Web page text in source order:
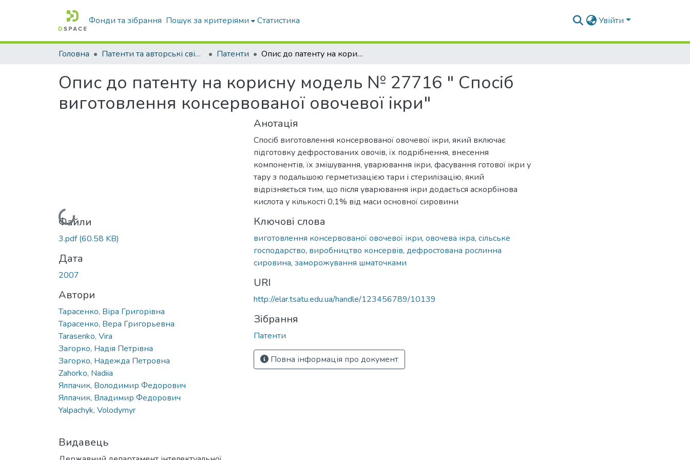
Фонди та зібрання Пошук за критеріями Статистика Увійти
Головна Патенти та авторські свідоцтва Патенти Опис до патенту на корисну модель № 27716 " Спосіб виготовлення консервованої овочевої ікри"
Опис до патенту на корисну модель № 27716 " Спосіб
виготовлення консервованої овочевої ікри"
Вантажиться...
Файли
3.pdf(60.58 KB)
Дата
2007
Автори
Тарасенко, Віра Григорівна
Тарасенко, Вера Григорьевна
Tarasenko, Vira
Загорко, Надія Петрівна
Загорко, Надежда Петровна
Zahorko, Nadiia
Ялпачик, Володимир Федорович
Ялпачик, Владимир Федорович
Yalpachyk, Volodymyr
Видавець
Анотація
Спосіб виготовлення консервованої овочевої ікри, який включає
підготовку дефростованих овочів, їх подрібнення, внесення
компонентів, їх змішування, уварювання ікри, фасування готової ікри у
тару з подальшою герметизацією тари і стерилізацію, який
відрізняється тим, що після уварювання ікри додається аскорбінова
кислота у кількості 0,1% від маси основної сировини
Ключові слова
виготовлення консервованої овочевої ікри, овочева ікра, сільське
господарство, виробництво консервів, дефростована рослинна
сировина, заморожування шматочками
URI
http://elar.tsatu.edu.ua/handle/123456789/10139
Зібрання
Патенти
Повна інформація про документ